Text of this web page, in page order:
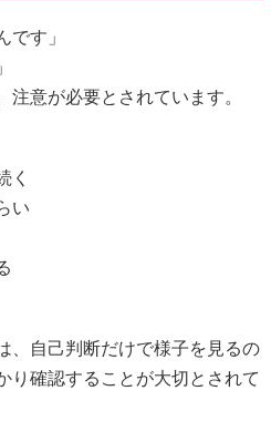
です」
注意が必要とされています。
く
い
、自己判断だけで様子を見るの
り確認することが大切とされて